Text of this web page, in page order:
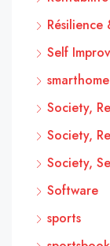
Résilience
Self
smarthome
Society,
Society,
Society,
Software
sports